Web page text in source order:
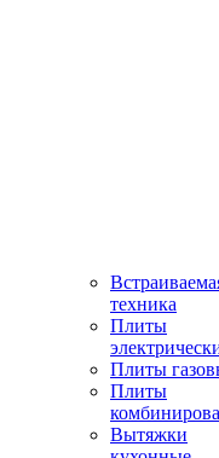
техника
Плиты
Плиты
Плиты
Вытяжки